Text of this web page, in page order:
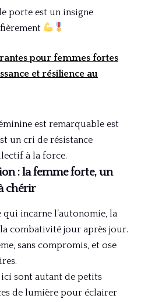
porte est un insigne
pour femmes fortes
et résilience au
est remarquable est
un cri de résistance
à la force.
: la femme forte, un
chérir
qui incarne l’autonomie, la
combativité jour après jour.
sans compromis, et ose
ici sont autant de petits
de lumière pour éclairer